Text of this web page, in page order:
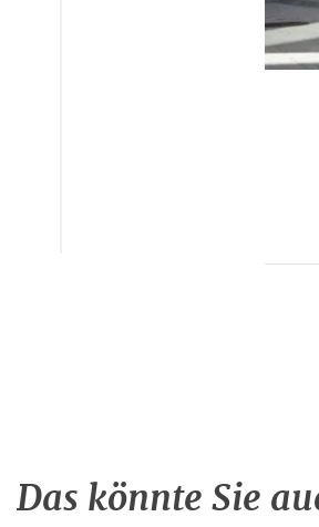
Das könnte Sie